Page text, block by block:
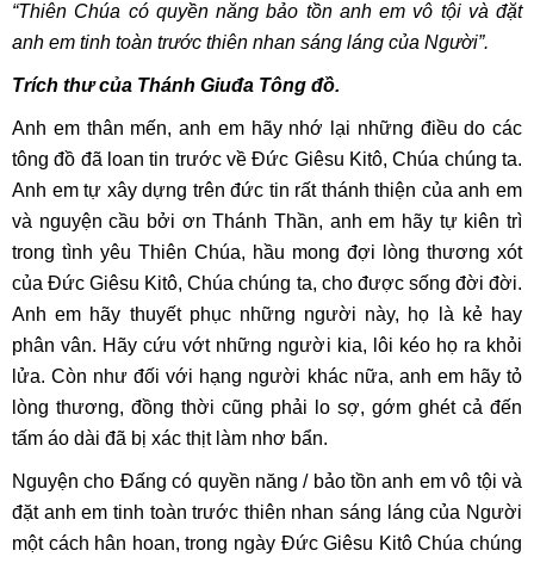
“Thiên Chúa có quyền năng bảo tồn anh em vô tội và đặt
anh em tinh toàn trước thiên nhan sáng láng của Người”.
Trích thư của Thánh Giuđa Tông đồ.
Anh em thân mến, anh em hãy nhớ lại những điều do các
tông đồ đã loan tin trước về Ðức Giêsu Kitô, Chúa chúng ta.
Anh em tự xây dựng trên đức tin rất thánh thiện của anh em
và nguyện cầu bởi ơn Thánh Thần, anh em hãy tự kiên trì
trong tình yêu Thiên Chúa, hầu mong đợi lòng thương xót
của Ðức Giêsu Kitô, Chúa chúng ta, cho được sống đời đời.
Anh em hãy thuyết phục những người này, họ là kẻ hay
phân vân. Hãy cứu vớt những người kia, lôi kéo họ ra khỏi
lửa. Còn như đối với hạng người khác nữa, anh em hãy tỏ
lòng thương, đồng thời cũng phải lo sợ, gớm ghét cả đến
tấm áo dài đã bị xác thịt làm nhơ bẩn.
Nguyện cho Ðấng có quyền năng / bảo tồn anh em vô tội và
đặt anh em tinh toàn trước thiên nhan sáng láng của Người
một cách hân hoan, trong ngày Ðức Giêsu Kitô Chúa chúng